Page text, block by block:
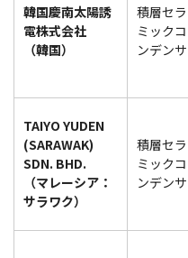
韓国慶南太陽誘
電株式会社
（韓国）
積層セラ
ミックコ
ンデンサ
TAIYO YUDEN
(SARAWAK)
SDN. BHD.
（マレーシア：
サラワク）
積層セラ
ミックコ
ンデンサ